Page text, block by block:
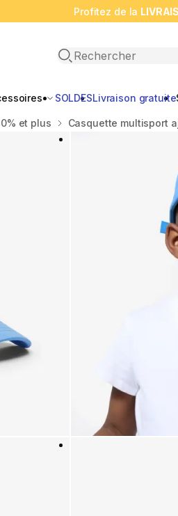
Profitez de la
Open search
SOLDESLivraison gratuite
et plus Casquette multisport